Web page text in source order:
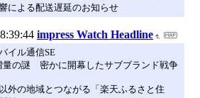
による配送遅延のお知らせ
impress Watch Headline
イル通信SE
量の謎 密かに開幕したサブブランド戦争
外の地域とつながる「楽天ふるさと住